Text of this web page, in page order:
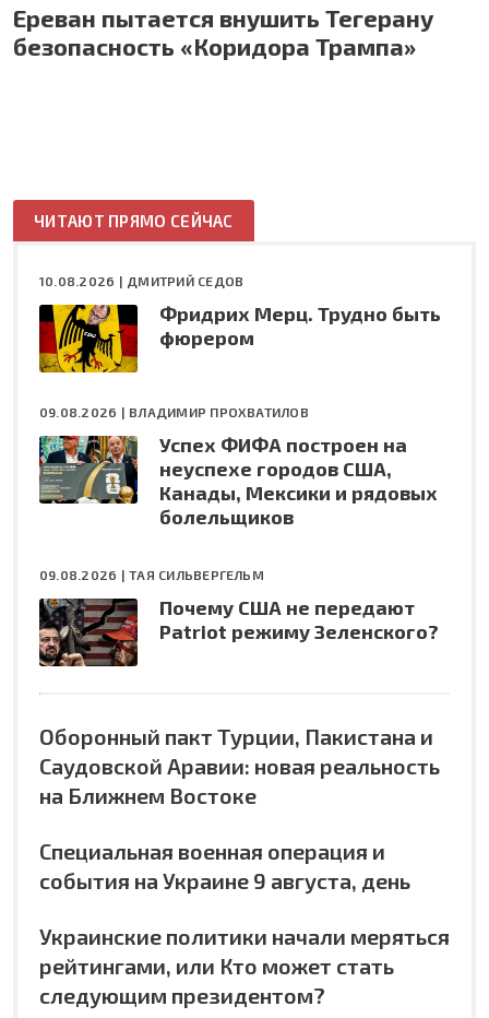
Ереван пытается внушить Тегерану
безопасность «Коридора Трампа»
ЧИТАЮТ ПРЯМО СЕЙЧАС
10.08.2026 | ДМИТРИЙ СЕДОВ
Фридрих Мерц. Трудно быть
фюрером
09.08.2026 | ВЛАДИМИР ПРОХВАТИЛОВ
Успех ФИФА построен на
неуспехе городов США,
Канады, Мексики и рядовых
болельщиков
09.08.2026 |ТАЯ СИЛЬВЕРГЕЛЬМ
Почему США не передают
Patriot режиму Зеленского?
Оборонный пакт Турции, Пакистана и
Саудовской Аравии: новая реальность
на Ближнем Востоке
Специальная военная операция и
события на Украине 9 августа, день
Украинские политики начали меряться
рейтингами, или Кто может стать
следующим президентом?